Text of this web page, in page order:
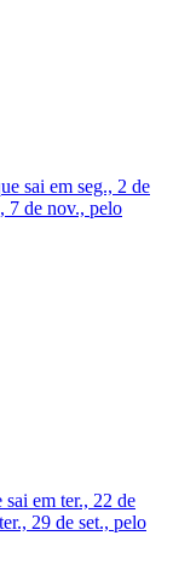
sai em seg., 2 de
7 de nov., pelo
em ter., 22 de
29 de set., pelo